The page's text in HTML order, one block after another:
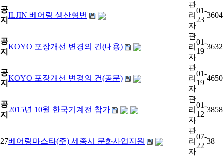
공
지
ILJIN 베어링 생산형번
관
리
자
01-
23
3604
공
지
KOYO 포장개선 변경의 건(내용)
관
리
자
01-
19
3632
공
지
KOYO 포장개선 변경의 건(공문)
관
리
자
01-
19
4650
공
지
2015년 10월 한국기계전 참가
관
리
자
01-
12
3858
27베어링마스타(주) 세종시 문화사업지원
관
리
자
07-
22
38